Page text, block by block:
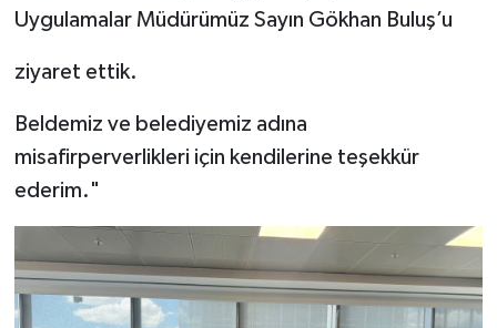
Uygulamalar Müdürümüz Sayın Gökhan Buluş’u
ziyaret ettik.
Beldemiz ve belediyemiz adına
misafirperverlikleri için kendilerine teşekkür
ederim."